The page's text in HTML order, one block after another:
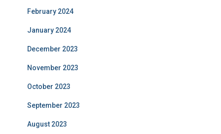
February 2024
January 2024
December 2023
November 2023
October 2023
September 2023
August 2023